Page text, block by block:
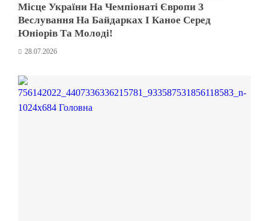
Місце України На Чемпіонаті Європи З
Веслування На Байдарках І Каное Серед
Юніорів Та Молоді!
28.07.2026